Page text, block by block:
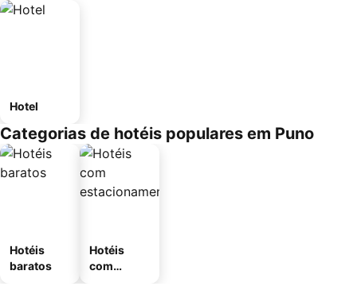
Hotel
Categorias de hotéis populares em Puno
Hotéis
baratos
Hotéis
com